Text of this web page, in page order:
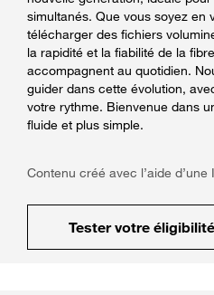
simultanés. Que vous soyez en
télécharger des fichiers
la rapidité et la fiabilité de la
accompagnent au quotidien.
guider dans cette évolution,
votre rythme. Bienvenue dans
fluide et plus simple.
Contenu créé avec l’aide
Tester votre éligibilité